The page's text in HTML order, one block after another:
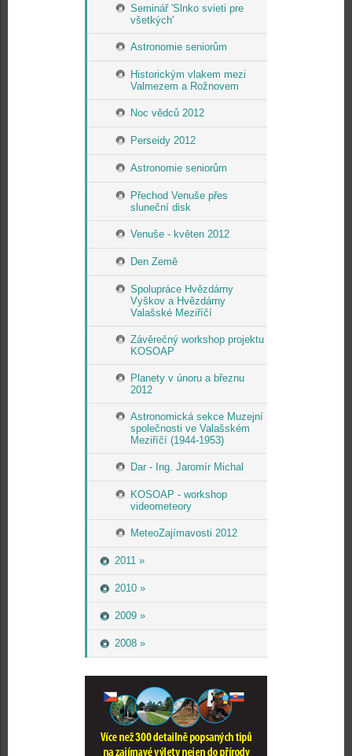
Seminář 'Slnko svieti pre
všetkých'
Astronomie seniorům
Historickým vlakem mezi
Valmezem a Rožnovem
Noc vědců 2012
Perseidy 2012
Astronomie seniorům
Přechod Venuše přes
sluneční disk
Venuše - květen 2012
Den Země
Spolupráce Hvězdárny
Vyškov a Hvězdárny
Valašské Meziříčí
Závěrečný workshop projektu
KOSOAP
Planety v únoru a březnu
2012
Astronomická sekce Muzejní
společnosti ve Valašském
Meziříčí (1944-1953)
Dar - Ing. Jaromír Michal
KOSOAP - workshop
videometeory
MeteoZajímavosti 2012
2011 »
2010 »
2009 »
2008 »